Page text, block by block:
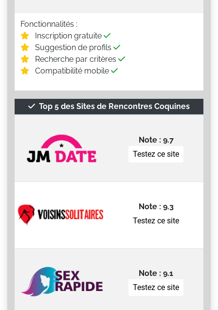
Fonctionnalités :
Inscription gratuite
Suggestion de profils
Recherche par critères
Compatibilité mobile
Top 5 des Sites de Rencontres Coquines
Note : 9.7
Testez ce site
Note : 9.3
Testez ce site
Note : 9.1
Testez ce site